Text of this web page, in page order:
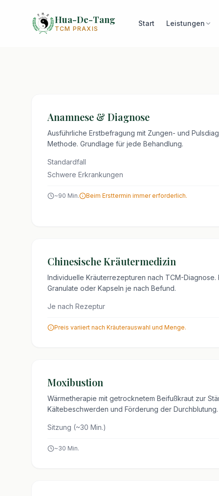
Hua-De-Tang
TCM PRAXIS
Start Leistungen
Anamnese & Diagnose
Ausführliche Erstbefragung mit Zungen- und
Methode. Grundlage für jede Behandlung.
Standardfall
Schwere Erkrankungen
~90 Min. Beim Ersttermin immer erforderlich.
Chinesische Kräutermedizin
Individuelle Kräuterrezepturen nach TCM-Diagnose.
Granulate oder Kapseln je nach Befund.
Je nach Rezeptur
Preis variiert nach Kräuterauswahl und Menge.
Moxibustion
Wärmetherapie mit getrocknetem Beifußkraut zur
Kältebeschwerden und Förderung der Durchblutung.
Sitzung (~30 Min.)
~30 Min.